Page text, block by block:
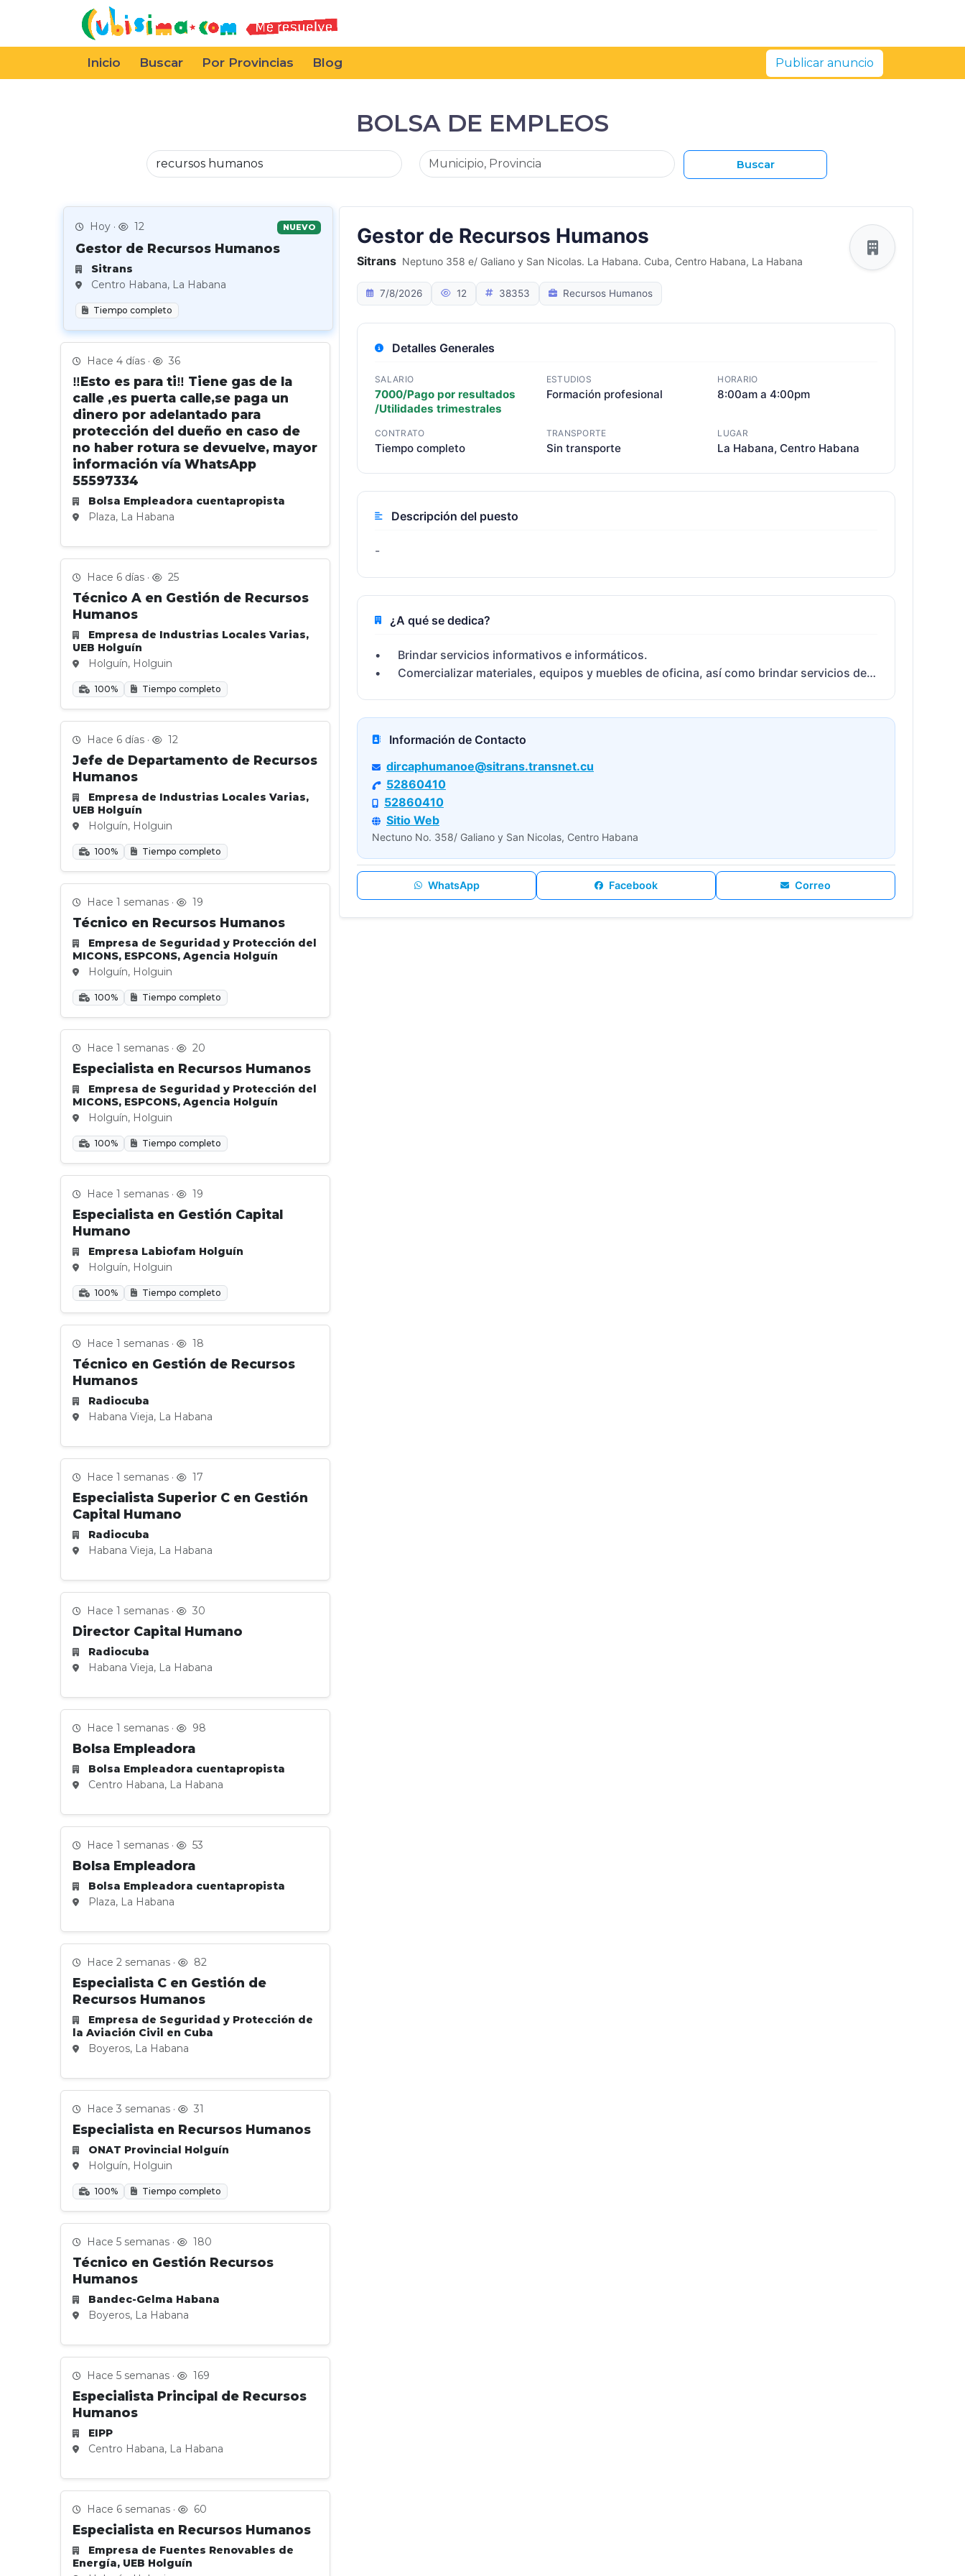
Inicio Buscar Por Provincias Blog Publicar anuncio
BOLSA DE EMPLEOS
Buscar
Hoy · 12 NUEVO
Gestor de Recursos Humanos
Sitrans
Centro Habana, La Habana
Tiempo completo
Hace 4 días · 36
‼️Esto es para ti‼️ Tiene gas de la
calle ,es puerta calle,se paga un
dinero por adelantado para
protección del dueño en caso de
no haber rotura se devuelve, mayor
información vía WhatsApp
55597334
Bolsa Empleadora cuentapropista
Plaza, La Habana
Hace 6 días · 25
Técnico A en Gestión de Recursos
Humanos
Empresa de Industrias Locales Varias,
UEB Holguín
Holguín, Holguin
100% Tiempo completo
Hace 6 días · 12
Jefe de Departamento de Recursos
Humanos
Empresa de Industrias Locales Varias,
UEB Holguín
Holguín, Holguin
100% Tiempo completo
Hace 1 semanas · 19
Técnico en Recursos Humanos
Empresa de Seguridad y Protección del
MICONS, ESPCONS, Agencia Holguín
Holguín, Holguin
100% Tiempo completo
Hace 1 semanas · 20
Especialista en Recursos Humanos
Empresa de Seguridad y Protección del
MICONS, ESPCONS, Agencia Holguín
Holguín, Holguin
100% Tiempo completo
Hace 1 semanas · 19
Especialista en Gestión Capital
Humano
Empresa Labiofam Holguín
Holguín, Holguin
100% Tiempo completo
Hace 1 semanas · 18
Técnico en Gestión de Recursos
Humanos
Radiocuba
Habana Vieja, La Habana
Hace 1 semanas · 17
Especialista Superior C en Gestión
Capital Humano
Radiocuba
Habana Vieja, La Habana
Hace 1 semanas · 30
Director Capital Humano
Radiocuba
Habana Vieja, La Habana
Hace 1 semanas · 98
Bolsa Empleadora
Bolsa Empleadora cuentapropista
Centro Habana, La Habana
Hace 1 semanas · 53
Bolsa Empleadora
Bolsa Empleadora cuentapropista
Plaza, La Habana
Hace 2 semanas · 82
Especialista C en Gestión de
Recursos Humanos
Empresa de Seguridad y Protección de
la Aviación Civil en Cuba
Boyeros, La Habana
Hace 3 semanas · 31
Especialista en Recursos Humanos
ONAT Provincial Holguín
Holguín, Holguin
100% Tiempo completo
Hace 5 semanas · 180
Técnico en Gestión Recursos
Humanos
Bandec-Gelma Habana
Boyeros, La Habana
Hace 5 semanas · 169
Especialista Principal de Recursos
Humanos
EIPP
Centro Habana, La Habana
Hace 6 semanas · 60
Especialista en Recursos Humanos
Empresa de Fuentes Renovables de
Energía, UEB Holguín
Gestor de Recursos Humanos
Sitrans Neptuno 358 e/ Galiano y San Nicolas. La Habana. Cuba, Centro Habana, La Habana
7/8/2026 12 38353 Recursos Humanos
Detalles Generales
SALARIO
7000/Pago por resultados
/Utilidades trimestrales
ESTUDIOS
Formación profesional
HORARIO
8:00am a 4:00pm
CONTRATO
Tiempo completo
TRANSPORTE
Sin transporte
LUGAR
La Habana, Centro Habana
Descripción del puesto
-
¿A qué se dedica?
•	Brindar servicios informativos e informáticos.
•	Comercializar materiales, equipos y muebles de oficina, así como brindar servicios de
Información de Contacto
dircaphumanoe@sitrans.transnet.cu
52860410
52860410
Sitio Web
Nectuno No. 358/ Galiano y San Nicolas, Centro Habana
WhatsApp Facebook Correo